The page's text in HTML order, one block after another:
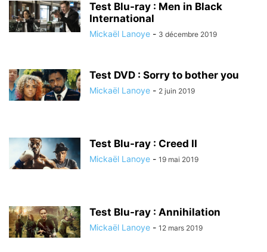
Test Blu-ray : Men in Black
International
Mickaël Lanoye - 3 décembre 2019
Test DVD : Sorry to bother you
Mickaël Lanoye - 2 juin 2019
Test Blu-ray : Creed II
Mickaël Lanoye - 19 mai 2019
Test Blu-ray : Annihilation
Mickaël Lanoye - 12 mars 2019